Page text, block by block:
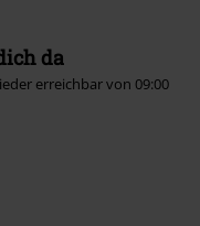
da
erreichbar von 09:00